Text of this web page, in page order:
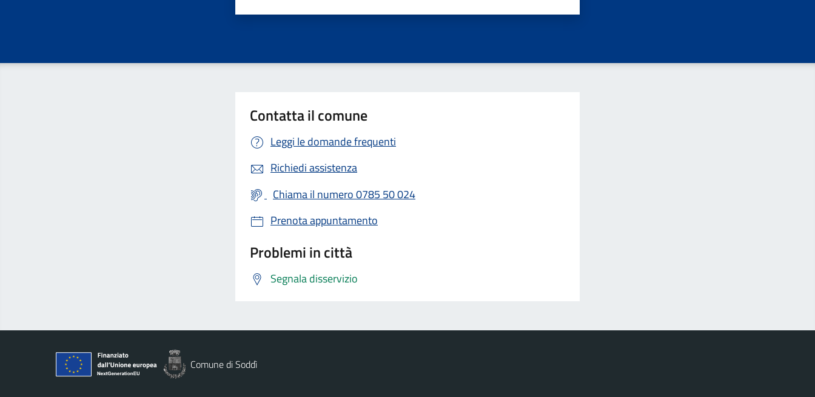
Contatta il comune
Leggi le domande frequenti
Richiedi assistenza
Chiama il numero 0785 50 024
Prenota appuntamento
Problemi in città
Segnala disservizio
Comune di Soddì